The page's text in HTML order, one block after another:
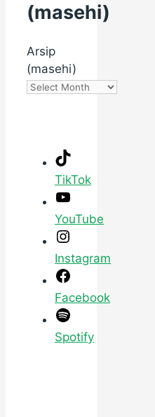
(masehi)
Arsip
(masehi)
TikTok
YouTube
Instagram
Facebook
Spotify